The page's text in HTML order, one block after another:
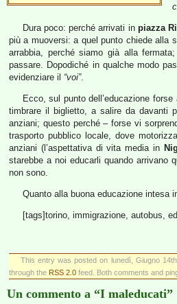
Dura poco: perché arrivati in piazza
più a muoversi: a quel punto chiede alla
arrabbia, perché siamo già alla
passare. Dopodiché in qualche modo
evidenziare il “voi”.
Ecco, sul punto dell’educazione
timbrare il biglietto, a salire da davanti
anziani; questo perché – forse vi
trasporto pubblico locale, dove
anziani (l’aspettativa di vita media in
starebbe a noi educarli quando arrivano
non sono.
Quanto alla buona educazione intesa
[tags]torino, immigrazione, autobus,
This entry was posted on lunedì, Giugno
through the RSS 2.0 feed. Both comments and
Un commento a “I maleducati”